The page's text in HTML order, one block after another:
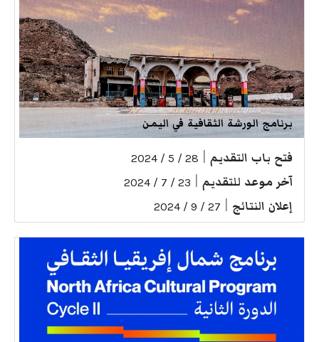
برنامج الورشة الثقافية في اليمن
فتح باب التقديم 28 / 5 / 2024
آخر موعد للتقديم 23 / 7 / 2024
إعلان النتائج 27 / 9 / 2024